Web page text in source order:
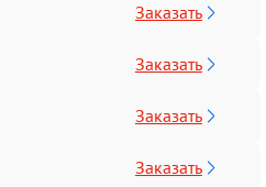
Заказать
Заказать
Заказать
Заказать